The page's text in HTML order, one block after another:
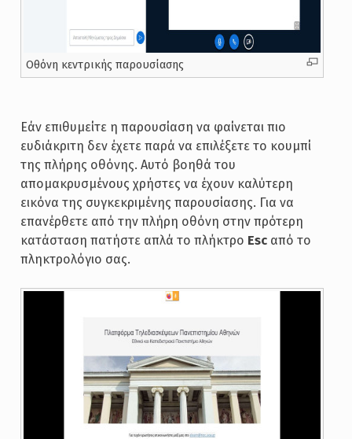
Οθόνη κεντρικής παρουσίασης
Εάν επιθυμείτε η παρουσίαση να φαίνεται πιο
ευδιάκριτη δεν έχετε παρά να επιλέξετε το κουμπί
της πλήρης οθόνης. Αυτό βοηθά του
απομακρυσμένους χρήστες να έχουν καλύτερη
εικόνα της συγκεκριμένης παρουσίασης. Για να
επανέρθετε από την πλήρη οθόνη στην πρότερη
κατάσταση πατήστε απλά το πλήκτρο Escαπό το
πληκτρολόγιο σας.